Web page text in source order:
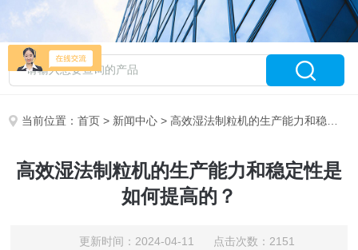
当前位置：首页 > 新闻中心 > 高效湿法制粒机的生产能力和稳定性是如何提高的？
高效湿法制粒机的生产能力和稳定性是
如何提高的？
更新时间：2024-04-11 点击次数：2151